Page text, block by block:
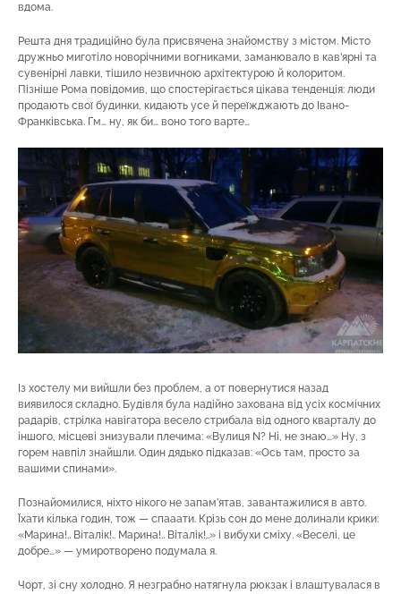
вдома.
Решта дня традиційно була присвячена знайомству з містом. Місто
дружньо миготіло новорічними вогниками, заманювало в кав’ярні та
сувенірні лавки, тішило незвичною архітектурою й колоритом.
Пізніше Рома повідомив, що спостерігається цікава тенденція: люди
продають свої будинки, кидають усе й переїжджають до Івано-
Франківська. Гм… ну, як би… воно того варте…
Із хостелу ми вийшли без проблем, а от повернутися назад
виявилося складно. Будівля була надійно захована від усіх космічних
радарів, стрілка навігатора весело стрибала від одного кварталу до
іншого, місцеві знизували плечима: «Вулиця N? Ні, не знаю…» Ну, з
горем навпіл знайшли. Один дядько підказав: «Ось там, просто за
вашими спинами».
Познайомилися, ніхто нікого не запам’ятав, завантажилися в авто.
Їхати кілька годин, тож — спааати. Крізь сон до мене долинали крики:
«Марина!.. Віталік!.. Марина!.. Віталік!..» і вибухи сміху. «Веселі, це
добре…» — умиротворено подумала я.
Чорт, зі сну холодно. Я незграбно натягнула рюкзак і влаштувалася в